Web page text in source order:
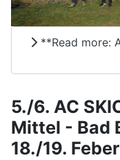
**Read more:
5./6. AC
Mittel - Bad
18./19.